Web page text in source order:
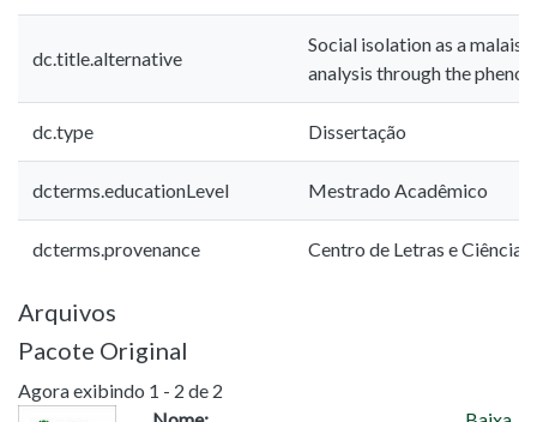
dc.title.alternative
Social isolation as a
analysis through the
dc.type Dissertação
dcterms.educationLevel Mestrado Acadêmico
dcterms.provenance Centro de Letras e Ciências
Arquivos
Pacote Original
Agora exibindo 1 - 2 de 2